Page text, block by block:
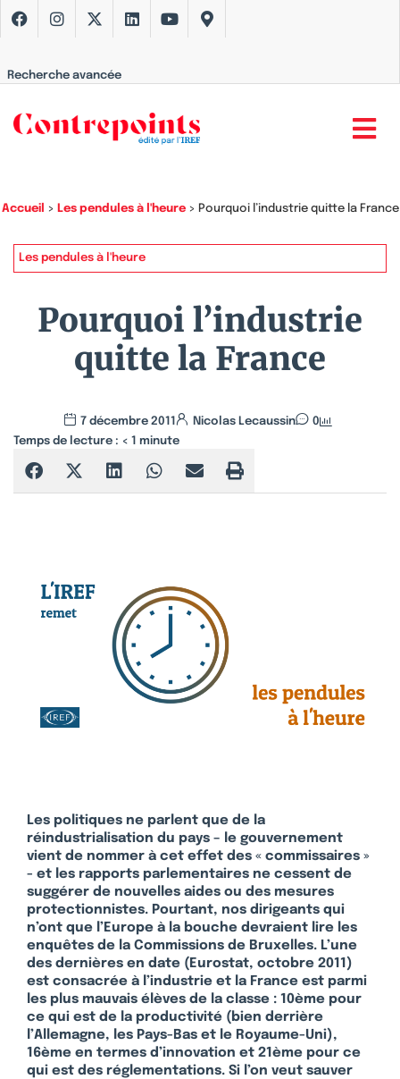
Recherche avancée
Accueil > Les pendules à l'heure> Pourquoi l’industrie quitte la France
Les pendules à l'heure
Pourquoi l’industrie
quitte la France
7 décembre 2011 Nicolas Lecaussin
0
Temps de lecture : < 1 minute
Les politiques ne parlent que de la
réindustrialisation du pays – le gouvernement
vient de nommer à cet effet des « commissaires »
- et les rapports parlementaires ne cessent de
suggérer de nouvelles aides ou des mesures
protectionnistes. Pourtant, nos dirigeants qui
n’ont que l’Europe à la bouche devraient lire les
enquêtes de la Commissions de Bruxelles. L’une
des dernières en date (Eurostat, octobre 2011)
est consacrée à l’industrie et la France est parmi
les plus mauvais élèves de la classe : 10ème pour
ce qui est de la productivité (bien derrière
l’Allemagne, les Pays-Bas et le Royaume-Uni),
16ème en termes d’innovation et 21ème pour ce
qui est des réglementations. Si l’on veut sauver